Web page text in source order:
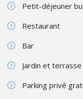
Petit-déjeuner
Restaurant
Bar
Jardin et terrasse
Parking privé